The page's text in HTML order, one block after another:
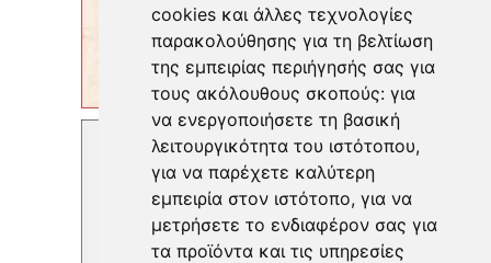
cookies και άλλες τεχνολογίες
παρακολούθησης για τη βελτίωση
της εμπειρίας περιήγησής σας για
τους ακόλουθους σκοπούς: για
να ενεργοποιήσετε τη βασική
λειτουργικότητα του ιστότοπου,
για να παρέχετε καλύτερη
εμπειρία στον ιστότοπο, για να
μετρήσετε το ενδιαφέρον σας για
τα προϊόντα και τις υπηρεσίες